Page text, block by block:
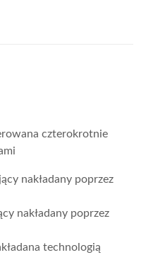
czterokrotnie
nakładany poprzez
nakładany poprzez
technologią